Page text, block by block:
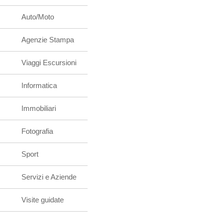
Auto/Moto
Agenzie Stampa
Viaggi Escursioni
Informatica
Immobiliari
Fotografia
Sport
Servizi e Aziende
Visite guidate